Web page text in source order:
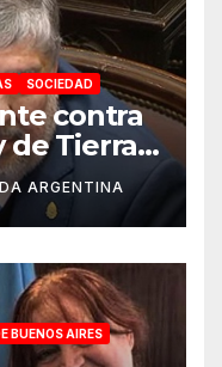
SOCIEDAD
contra
de Tierras:
ARGENTINA
BUENOS AIRES